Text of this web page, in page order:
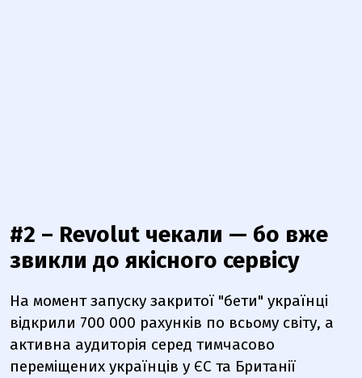
#2 – Revolut чекали — бо вже
звикли до якісного сервісу
На момент запуску закритої "бети" українці
відкрили 700 000 рахунків по всьому світу, а
активна аудиторія серед тимчасово
переміщених українців у ЄС та Британії